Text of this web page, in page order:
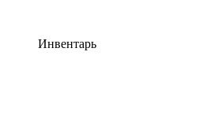
Инвентарь